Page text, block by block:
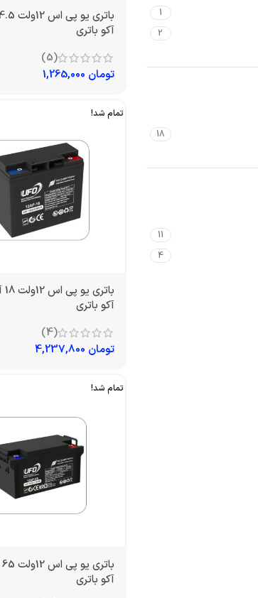
1
2
18
11
4
آکو باتری
(5)
تومان
تمام شد!
آکو باتری
(4)
تومان
تمام شد!
آکو باتری